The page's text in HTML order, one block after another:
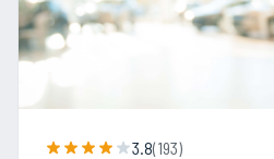
3.8(193)